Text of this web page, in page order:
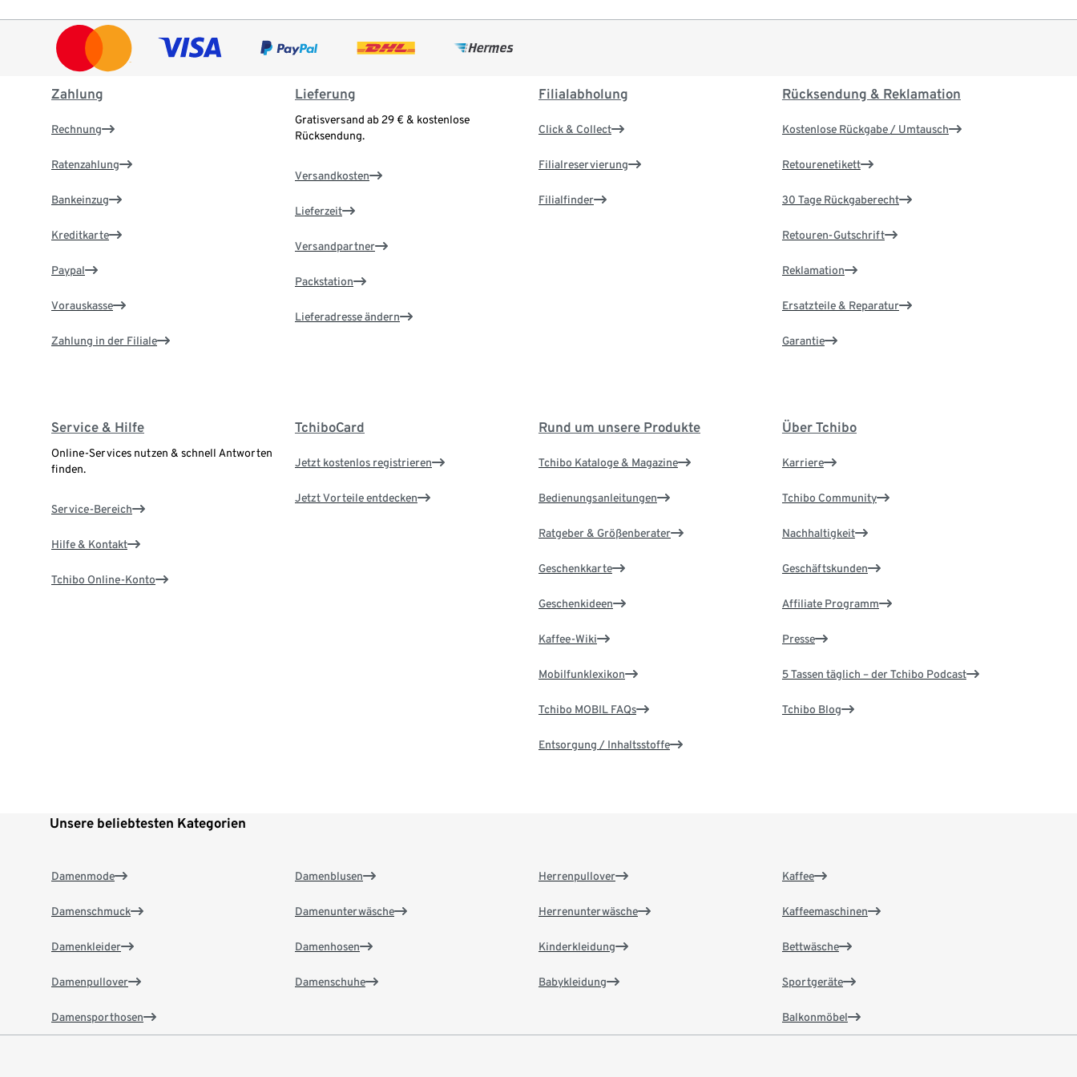
Zahlung
Rechnung
Ratenzahlung
Bankeinzug
Kreditkarte
Paypal
Vorauskasse
Zahlung in der Filiale
Lieferung
Gratisversand ab 29 € & kostenlose
Rücksendung.
Versandkosten
Lieferzeit
Versandpartner
Packstation
Lieferadresse ändern
Filialabholung
Click & Collect
Filialreservierung
Filialfinder
Rücksendung & Reklamation
Kostenlose Rückgabe / Umtausch
Retourenetikett
30 Tage Rückgaberecht
Retouren-Gutschrift
Reklamation
Ersatzteile & Reparatur
Garantie
Service & Hilfe
Online-Services nutzen & schnell Antworten
finden.
Service-Bereich
Hilfe & Kontakt
Tchibo Online-Konto
TchiboCard
Jetzt kostenlos registrieren
Jetzt Vorteile entdecken
Rund um unsere Produkte
Tchibo Kataloge & Magazine
Bedienungsanleitungen
Ratgeber & Größenberater
Geschenkkarte
Geschenkideen
Kaffee-Wiki
Mobilfunklexikon
Tchibo MOBIL FAQs
Entsorgung / Inhaltsstoffe
Über Tchibo
Karriere
Tchibo Community
Nachhaltigkeit
Geschäftskunden
Affiliate Programm
Presse
5 Tassen täglich – der Tchibo Podcast
Tchibo Blog
Unsere beliebtesten Kategorien
Damenmode
Damenschmuck
Damenkleider
Damenpullover
Damensporthosen
Damenblusen
Damenunterwäsche
Damenhosen
Damenschuhe
Herrenpullover
Herrenunterwäsche
Kinderkleidung
Babykleidung
Kaffee
Kaffeemaschinen
Bettwäsche
Sportgeräte
Balkonmöbel